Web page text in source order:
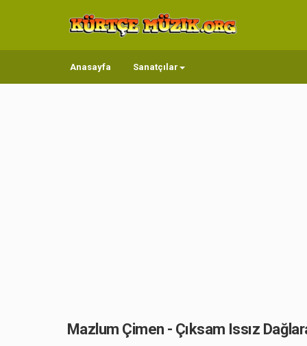
Anasayfa Sanatçılar
Mazlum Çimen - Çıksam Issız